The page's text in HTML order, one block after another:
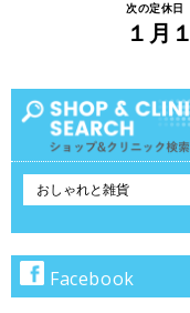
次の定休日
１月
テ
で
検
索
Facebook